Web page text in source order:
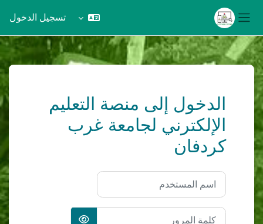
تخطى إلى المحتوى الرئيسي
واجهة جانبية
تسجيل الدخول
الدخول إلى منصة التعليم
الإلكترني لجامعة غرب
كردفان
اسم المستخدم
كلمة المرور